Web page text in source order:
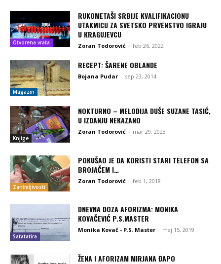
Otvorena vrata
RUKOMETAŠI SRBIJE KVALIFIKACIONU
UTAKMICU ZA SVETSKO PRVENSTVO IGRAJU
U KRAGUJEVCU
Zoran Todorović - feb 26, 2022
Magazin
RECEPT: ŠARENE OBLANDE
Bojana Pudar - sep 23, 2014
Knjige
NOKTURNO – MELODIJA DUŠE SUZANE TASIĆ,
U IZDANJU NEKAZANO
Zoran Todorović - mar 29, 2023
Zanimljivosti
POKUŠAO JE DA KORISTI STARI TELEFON SA
BROJAČEM I…
Zoran Todorović - feb 1, 2018
Satatatira
DNEVNA DOZA AFORIZMA: MONIKA
KOVAČEVIĆ P.S.MASTER
Monika Kovač - P.S. Master - maj 15, 2019
ŽENA I AFORIZAM MIRJANA ĐAPO